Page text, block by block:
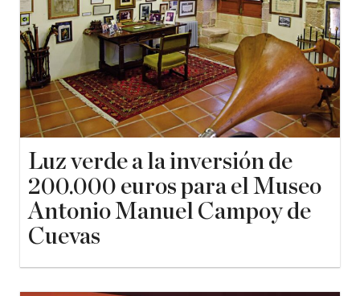
Luz verde a la inversión de
200.000 euros para el Museo
Antonio Manuel Campoy de
Cuevas